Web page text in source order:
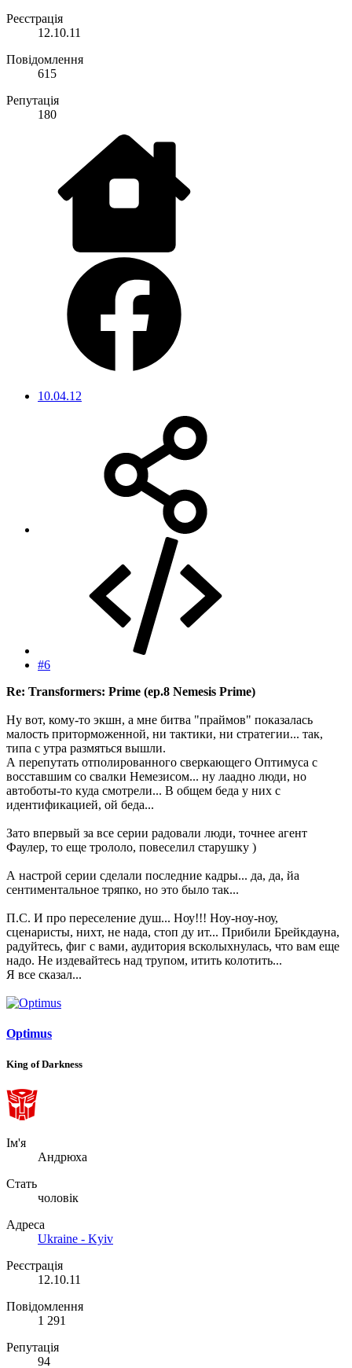
Реєстрація
12.10.11
Повідомлення
615
Репутація
180
10.04.12
#6
Re: Transformers: Prime (ep.8 Nemesis Prime)
Ну вот, кому-то экшн, а мне битва "праймов" показалась
малость приторможенной, ни тактики, ни стратегии... так,
типа с утра размяться вышли.
А перепутать отполированного сверкающего Оптимуса с
восставшим со свалки Немезисом... ну лаадно люди, но
автоботы-то куда смотрели... В общем беда у них с
идентификацией, ой беда...
Зато впервый за все серии радовали люди, точнее агент
Фаулер, то еще трололо, повеселил старушку )
А настрой серии сделали последние кадры... да, да, йа
сентиментальное тряпко, но это было так...
П.С. И про переселение душ... Ноу!!! Ноу-ноу-ноу,
сценаристы, нихт, не нада, стоп ду ит... Прибили Брейкдауна,
радуйтесь, фиг с вами, аудитория всколыхнулась, что вам еще
надо. Не издевайтесь над трупом, итить колотить...
Я все сказал...
Optimus
King of Darkness
Ім'я
Андрюха
Стать
чоловік
Адреса
Ukraine - Kyiv
Реєстрація
12.10.11
Повідомлення
1 291
Репутація
94